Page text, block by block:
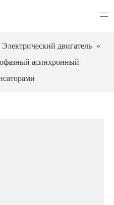
Электрический двигатель »
асинхронный